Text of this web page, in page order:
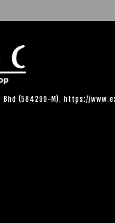
Bhd (584299-M). https://